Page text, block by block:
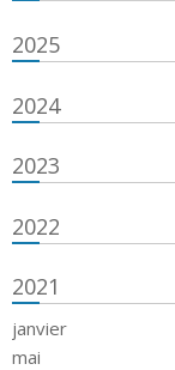
2025
2024
2023
2022
2021
janvier
mai